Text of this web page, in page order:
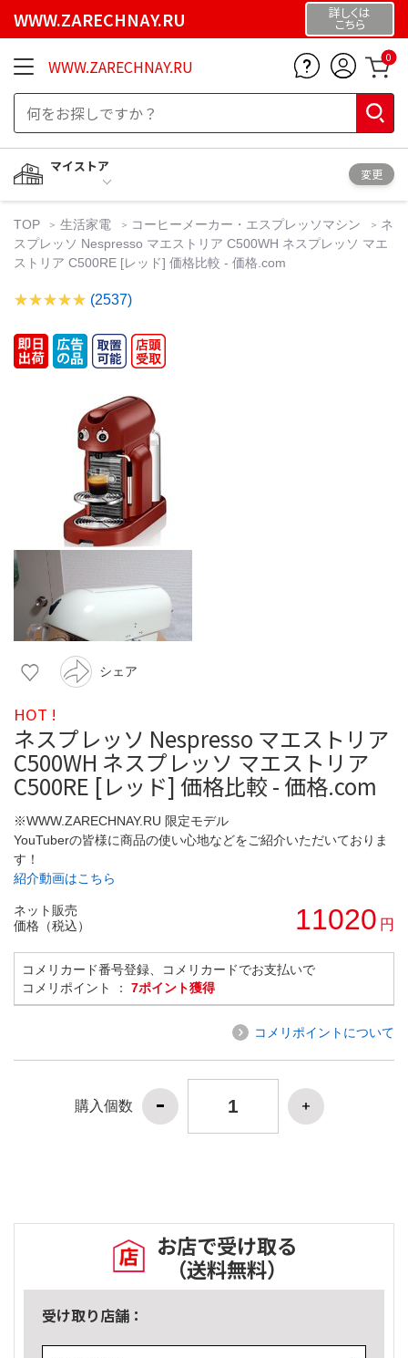
WWW.ZARECHNAY.RU 詳しくは
こちら
WWW.ZARECHNAY.RU 0
マイストア
変更
TOP 生活家電 コーヒーメーカー・エスプレッソマシン
ネ
スプレッソ Nespresso マエストリア C500WH ネスプレッソ マエ
ストリア C500RE [レッド] 価格比較 - 価格.com
(2537)
シェア
HOT !
ネスプレッソ Nespresso マエストリア
C500WH ネスプレッソ マエストリア
C500RE [レッド] 価格比較 - 価格.com
※WWW.ZARECHNAY.RU 限定モデル
YouTuberの皆様に商品の使い心地などをご紹介いただいておりま
す！
紹介動画はこちら
ネット販売
価格（税込）
11020 円
コメリカード番号登録、コメリカードでお支払いで
コメリポイント ： 7ポイント獲得
コメリポイントについて
購入個数
お店で受け取る
（送料無料）
受け取り店舗：